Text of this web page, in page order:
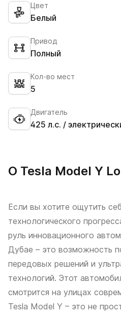
Цвет
Белый
Привод
Полный
Кол-во мест
5
Двигатель
425 л.с. /
О Tesla Model Y
Если вы хотите ощутить
технологического
руль инновационного
Дубае – это возможность
передовых решений и
технологий. Этот
смотрится на улицах
Tesla Model Y – это не